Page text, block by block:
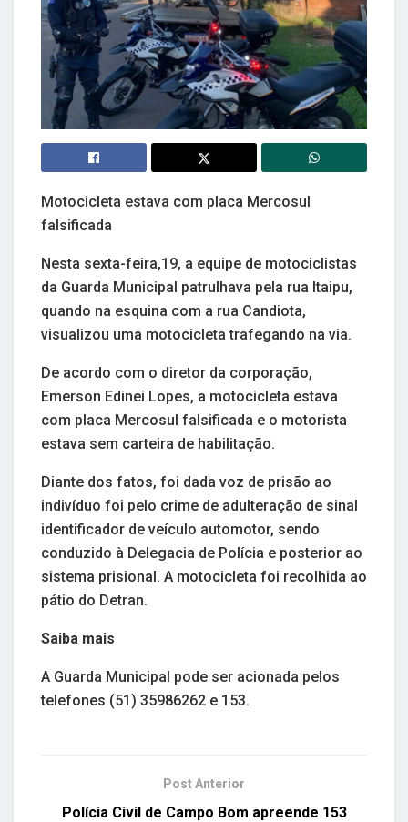
Motocicleta estava com placa Mercosul
falsificada
Nesta sexta-feira,19, a equipe de motociclistas
da Guarda Municipal patrulhava pela rua Itaipu,
quando na esquina com a rua Candiota,
visualizou uma motocicleta trafegando na via.
De acordo com o diretor da corporação,
Emerson Edinei Lopes, a motocicleta estava
com placa Mercosul falsificada e o motorista
estava sem carteira de habilitação.
Diante dos fatos, foi dada voz de prisão ao
indivíduo foi pelo crime de adulteração de sinal
identificador de veículo automotor, sendo
conduzido à Delegacia de Polícia e posterior ao
sistema prisional. A motocicleta foi recolhida ao
pátio do Detran.
Saiba mais
A Guarda Municipal pode ser acionada pelos
telefones (51) 35986262 e 153.
Post Anterior
Polícia Civil de Campo Bom apreende 153